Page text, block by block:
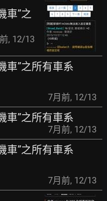
車”之
, 12/13
車”之所有車系
7月前, 12/13
車”之所有車系
7月前, 12/13
車”之所有車系
7月前, 12/13